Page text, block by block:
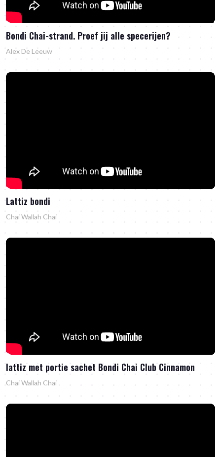
Bondi Chai-strand. Proef jij alle specerijen?
Alex De Leeuw
Lattiz bondi
Chai Wallah Chai
lattiz met portie sachet Bondi Chai Club Cinnamon
Chai Wallah Chai